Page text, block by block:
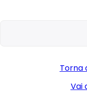
Torna
Vai